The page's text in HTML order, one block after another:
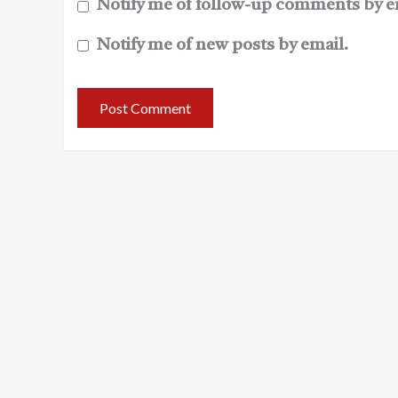
Notify me of follow-up comments by
Notify me of new posts by email.